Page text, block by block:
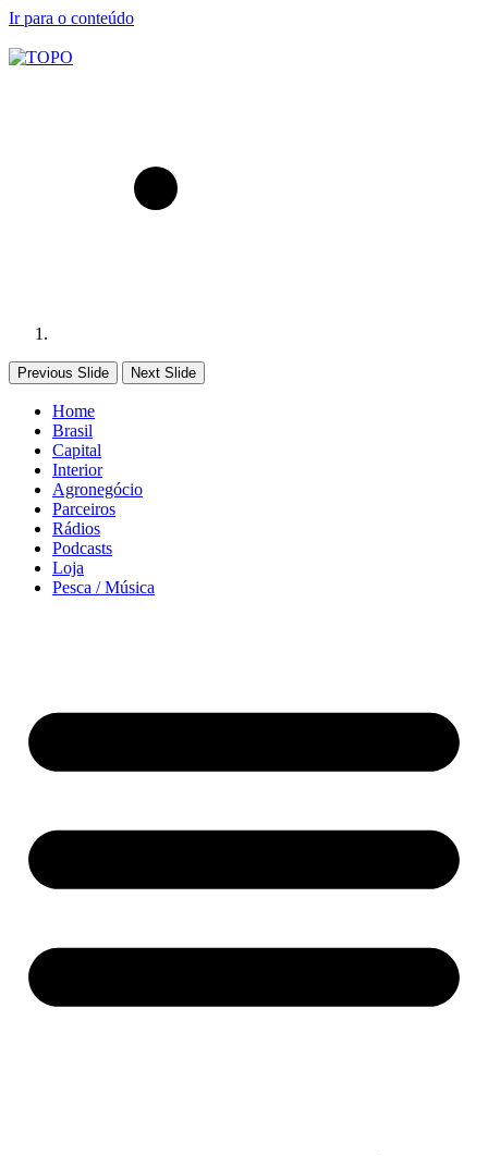
Ir para o conteúdo
Previous Slide Next Slide
Home
Brasil
Capital
Interior
Agronegócio
Parceiros
Rádios
Podcasts
Loja
Pesca / Música